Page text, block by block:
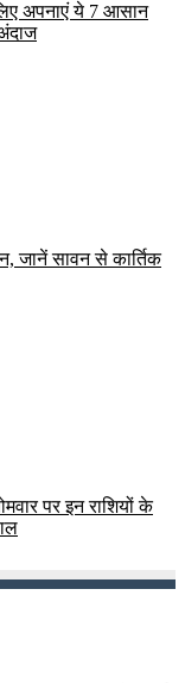
अपनाएं ये 7 आसान
जानें सावन से कार्तिक
पर इन राशियों के